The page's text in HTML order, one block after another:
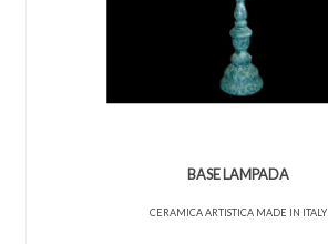
BASE LAMPADA
CERAMICA ARTISTICA MADE IN ITALY